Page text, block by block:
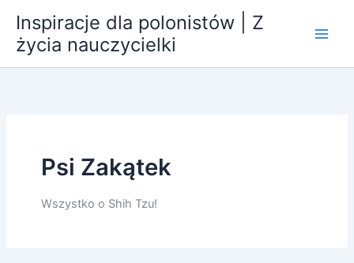
treści
Inspiracje dla polonistów | Z
życia nauczycielki
Psi Zakątek
Wszystko o Shih Tzu!